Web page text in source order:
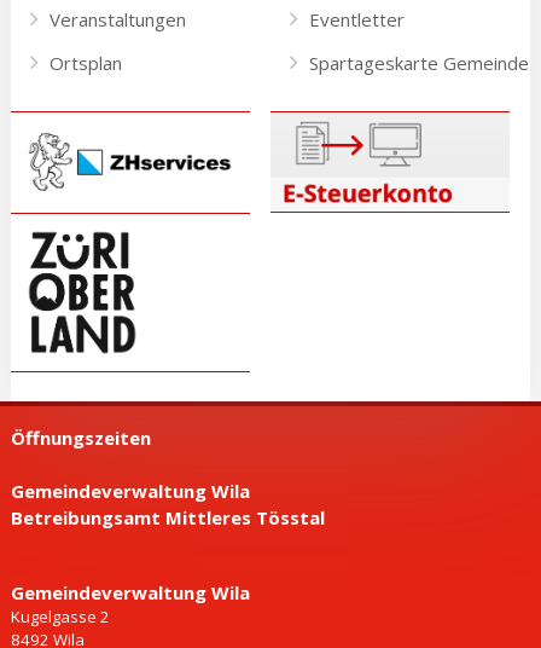
Veranstaltungen
Ortsplan
Eventletter
Spartageskarte Gemeinde
Öffnungszeiten
Gemeindeverwaltung Wila
Betreibungsamt Mittleres Tösstal
Gemeinde­verwaltung Wila
Kugelgasse 2
8492 Wila